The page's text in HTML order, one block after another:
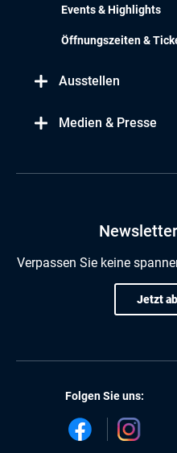
Events & Highlights
Öffnungszeiten &
Ausstellen
Medien & Presse
Verpassen Sie keine
Jetzt
Folgen Sie uns: